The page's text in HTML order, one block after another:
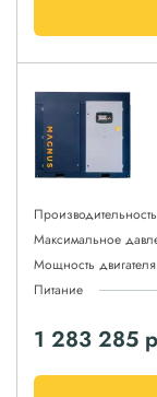
Производительность
Максимальное
Мощность двигателя
Питание
1 283 285